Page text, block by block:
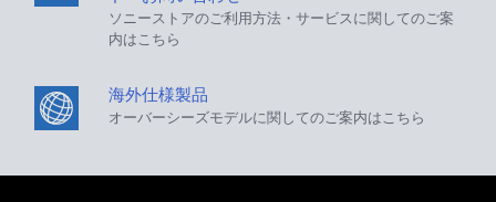
ソニーストアのご利用方法・サービスに関してのご案
内はこちら
海外仕様製品
オーバーシーズモデルに関してのご案内はこちら